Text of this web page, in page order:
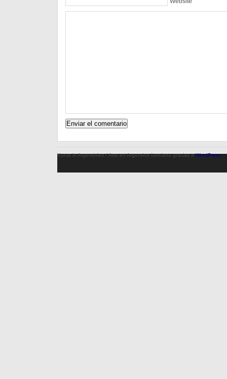
Kunst in Argentinien / Arte en Argentina funciona gracias aWordPress